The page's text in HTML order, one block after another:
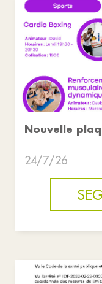
Nouvelle
24/7/26